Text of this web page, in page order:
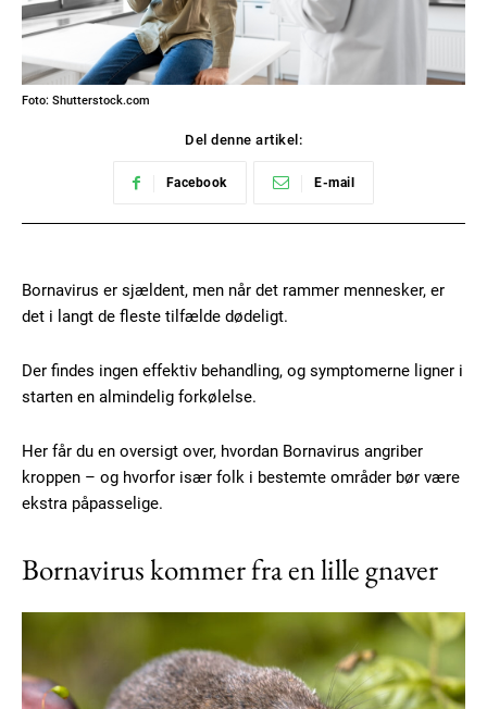
Foto: Shutterstock.com
Del denne artikel:
Facebook E-mail
Bornavirus er sjældent, men når det rammer mennesker, er
det i langt de fleste tilfælde dødeligt.
Der findes ingen effektiv behandling, og symptomerne ligner i
starten en almindelig forkølelse.
Her får du en oversigt over, hvordan Bornavirus angriber
kroppen – og hvorfor især folk i bestemte områder bør være
ekstra påpasselige.
Bornavirus kommer fra en lille gnaver